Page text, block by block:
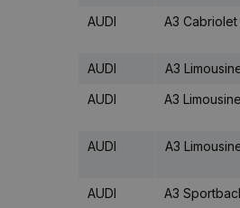
AUDI A3
AUDI A3
AUDI
A3
AUDI A3
AUDI A3